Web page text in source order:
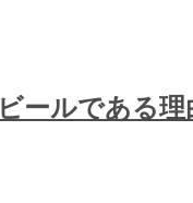
ールである